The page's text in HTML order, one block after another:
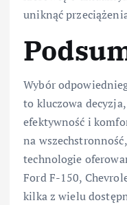
uniknąć
Wybór
to kluczowa
efektywność i
na
technologie
Ford F-150,
kilka z wielu